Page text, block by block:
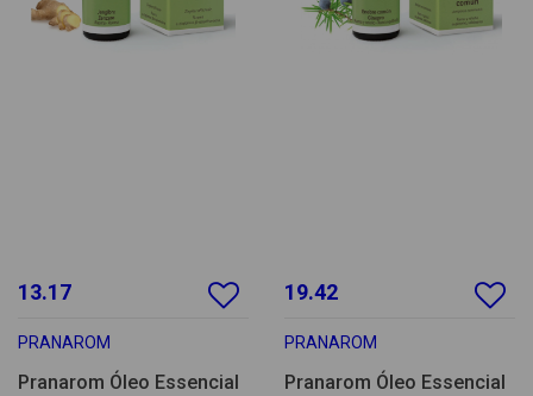
13.17
PRANAROM
Pranarom Óleo Essencial
19.42
PRANAROM
Pranarom Óleo Essencial